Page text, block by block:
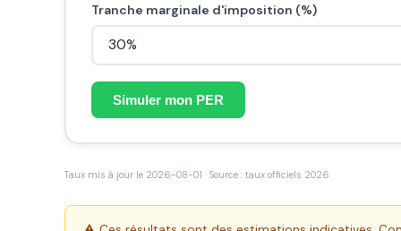
Tranche marginale d'imposition (%)
Simuler mon PER
Taux mis à jour le 2026-08-01 · Source : taux officiels 2026